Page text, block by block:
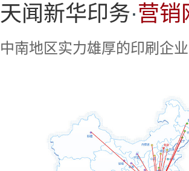
天闻新华印务·营销
中南地区实力雄厚的印刷企业